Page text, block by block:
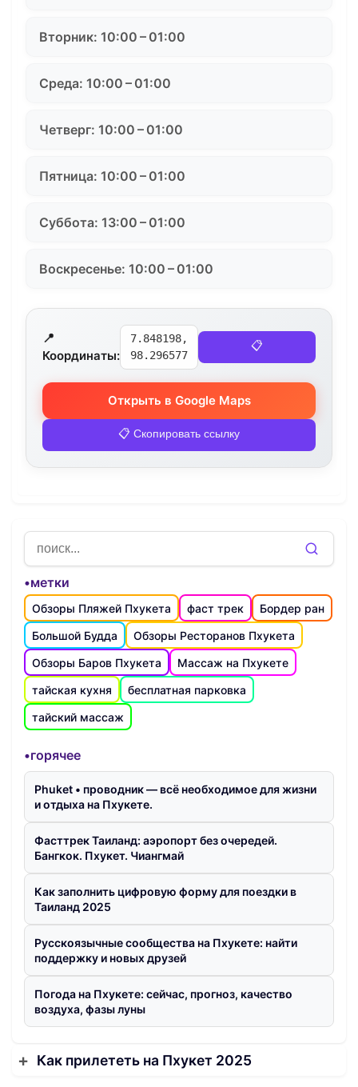
Вторник: 10:00 – 01:00
Среда: 10:00 – 01:00
Четверг: 10:00 – 01:00
Пятница: 10:00 – 01:00
Суббота: 13:00 – 01:00
Воскресенье: 10:00 – 01:00
📍
Координаты:
7.848198,
98.296577
📋
Открыть в Google Maps
📋 Скопировать ссылку
•метки
Обзоры Пляжей Пхукета фаст трек
Бордер ран
Большой Будда
Обзоры Ресторанов Пхукета
Обзоры Баров Пхукета
Массаж на Пхукете
тайская кухня
бесплатная парковка
тайский массаж
•горячее
Phuket • проводник — всё необходимое для жизни
и отдыха на Пхукете.
Фасттрек Таиланд: аэропорт без очередей.
Бангкок. Пхукет. Чиангмай
Как заполнить цифровую форму для поездки в
Таиланд 2025
Русскоязычные сообщества на Пхукете: найти
поддержку и новых друзей
Погода на Пхукете: сейчас, прогноз, качество
воздуха, фазы луны
Как прилететь на Пхукет 2025